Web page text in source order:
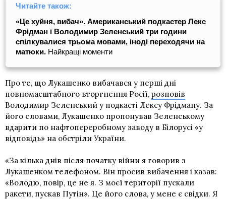
Читайте також:
«Це хуйня, вибач». Американський подкастер Лекс
Фрідман і Володимир Зеленський три години
спілкувалися трьома мовами, іноді переходячи на
матюки. Найкращі моменти
Про те, що Лукашенко вибачався у перші дні
повномасштабного вторгнення Росії, розповів
Володимир Зеленський у подкасті Лексу Фрідману. За
його словами, Лукашенко пропонував Зеленському
вдарити по нафтопереробному заводу в Білорусі «у
відповідь» на обстріли України.
«За кілька днів після початку війни я говорив з
Лукашенком телефоном. Він просив вибачення і казав:
«Володю, повір, це не я. З моєї території пускали
ракети, пускав Путін». Це його слова, у мене є свідки. Я